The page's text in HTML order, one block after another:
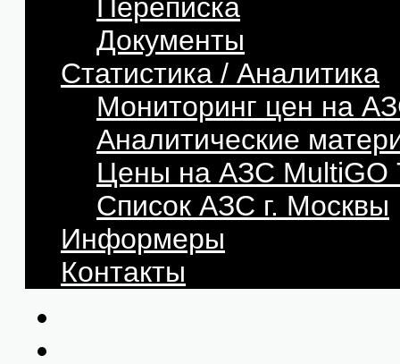
Переписка
Документы
Статистика / Аналитика
Мониторинг цен на
Аналитические
Цены на АЗС
Список АЗС г. Москвы
Информеры
Контакты